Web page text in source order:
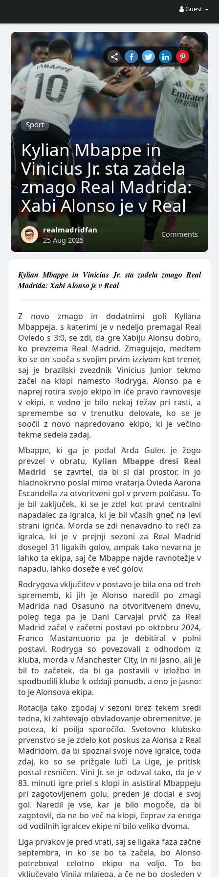
Guest
Sport
Kylian Mbappe in
Vinicius Jr. sta zadela
zmago Real Madrida:
Xabi Alonso je v Real
Comments
realmadridfan
25 Aug 2025
Kylian Mbappe in Vinicius Jr. sta zadela zmago Real
Madrida: Xabi Alonso je v Real
Z novo zmago in dodatnimi goli Kyliana
Mbappeja, s katerimi je v nedeljo premagal Real
Oviedo s 3:0, se zdi, da gre Xabiju Alonsu dobro,
ko prevzema Real Madrid. Zmagujejo, medtem
ko se on sooča s svojim prvim izzivom kot trener,
saj je brazilski zvezdnik Vinicius Junior tekmo
začel na klopi namesto Rodryga, Alonso pa e
naprej rotira svojo ekipo in iče pravo ravnovesje
v ekipi. e vedno je bilo nekaj težav pri rasti, a
spremembe so v trenutku delovale, ko se je
soočil z novo napredovano ekipo, ki je večino
tekme sedela zadaj.
Mbappe, ki ga je podal Arda Guler, je žogo
prevzel v obratu, Kylian Mbappe dresi Real
Madrid
se zavrtel, da bi si dal prostor, in jo
hladnokrvno poslal mimo vratarja Ovieda Aarona
Escandella za otvoritveni gol v prvem polčasu. To
je bil zaključek, ki se je zdel kot pravi centralni
napadalec za igralca, ki je bil včasih gneč na levi
strani igriča. Morda se zdi nenavadno to reči za
igralca, ki je v prejnji sezoni za Real Madrid
dosegel 31 ligakih golov, ampak tako nevarna je
lahko ta ekipa, saj če Mbappe najde ravnotežje v
napadu, lahko doseže e več golov.
Rodrygova vključitev v postavo je bila ena od treh
sprememb, ki jih je Alonso naredil po zmagi
Madrida nad Osasuno na otvoritvenem dnevu,
poleg tega pa je Dani Carvajal prvič za Real
Madrid začel v začetni postavi po oktobru 2024,
Franco Mastantuono pa je debitiral v polni
postavi. Rodryga so povezovali z odhodom iz
kluba, morda v Manchester City, in ni jasno, ali je
bil to začetek, da bi ga postavili v izložbo in
spodbudili klube k oddaji ponudb, a eno je jasno:
to je Alonsova ekipa.
Rotacija tako zgodaj v sezoni brez tekem sredi
tedna, ki zahtevajo obvladovanje obremenitve, je
poteza, ki poilja sporočilo. Svetovno klubsko
prvenstvo se je zdelo kot poskus za Alonsa z Real
Madridom, da bi spoznal svoje nove igralce, toda
zdaj, ko so se prižgale luči La Lige, je pritisk
postal resničen. Vini Jr. se je odzval tako, da je v
83. minuti igre priel s klopi in asistiral Mbappeju
pri zagotovljenem golu, preden je dodal e svoj
gol. Naredil je vse, kar je bilo mogoče, da bi
zagotovil, da ne bo več na klopi, čeprav za enega
od vodilnih igralcev ekipe ni bilo veliko dvoma.
Liga prvakov je pred vrati, saj se ligaka faza začne
septembra, in ko se bo ta začela, bo Alonso
potreboval celotno ekipo na voljo. To bo
vključevalo Vinija mlajega, a če ne bo dosleden v